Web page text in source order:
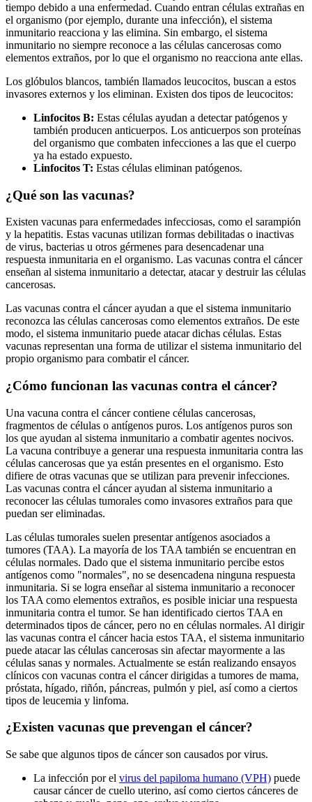
tiempo debido a una enfermedad. Cuando entran células extrañas en
el organismo (por ejemplo, durante una infección), el sistema
inmunitario reacciona y las elimina. Sin embargo, el sistema
inmunitario no siempre reconoce a las células cancerosas como
elementos extraños, por lo que el organismo no reacciona ante ellas.
Los glóbulos blancos, también llamados leucocitos, buscan a estos
invasores externos y los eliminan. Existen dos tipos de leucocitos:
Linfocitos B: Estas células ayudan a detectar patógenos y
también producen anticuerpos. Los anticuerpos son proteínas
del organismo que combaten infecciones a las que el cuerpo
ya ha estado expuesto.
Linfocitos T: Estas células eliminan patógenos.
¿Qué son las vacunas?
Existen vacunas para enfermedades infecciosas, como el sarampión
y la hepatitis. Estas vacunas utilizan formas debilitadas o inactivas
de virus, bacterias u otros gérmenes para desencadenar una
respuesta inmunitaria en el organismo. Las vacunas contra el cáncer
enseñan al sistema inmunitario a detectar, atacar y destruir las células
cancerosas.
Las vacunas contra el cáncer ayudan a que el sistema inmunitario
reconozca las células cancerosas como elementos extraños. De este
modo, el sistema inmunitario puede atacar dichas células. Estas
vacunas representan una forma de utilizar el sistema inmunitario del
propio organismo para combatir el cáncer.
¿Cómo funcionan las vacunas contra el cáncer?
Una vacuna contra el cáncer contiene células cancerosas,
fragmentos de células o antígenos puros. Los antígenos puros son
los que ayudan al sistema inmunitario a combatir agentes nocivos.
La vacuna contribuye a generar una respuesta inmunitaria contra las
células cancerosas que ya están presentes en el organismo. Esto
difiere de otras vacunas que se utilizan para prevenir infecciones.
Las vacunas contra el cáncer ayudan al sistema inmunitario a
reconocer las células tumorales como invasores extraños para que
puedan ser eliminadas.
Las células tumorales suelen presentar antígenos asociados a
tumores (TAA). La mayoría de los TAA también se encuentran en
células normales. Dado que el sistema inmunitario percibe estos
antígenos como "normales", no se desencadena ninguna respuesta
inmunitaria. Si se logra enseñar al sistema inmunitario a reconocer
los TAA como elementos extraños, es posible iniciar una respuesta
inmunitaria contra el tumor. Se han identificado ciertos TAA en
determinados tipos de cáncer, pero no en células normales. Al dirigir
las vacunas contra el cáncer hacia estos TAA, el sistema inmunitario
puede atacar las células cancerosas sin afectar mayormente a las
células sanas y normales. Actualmente se están realizando ensayos
clínicos con vacunas contra el cáncer dirigidas a tumores de mama,
próstata, hígado, riñón, páncreas, pulmón y piel, así como a ciertos
tipos de leucemia y linfoma.
¿Existen vacunas que prevengan el cáncer?
Se sabe que algunos tipos de cáncer son causados ​​por virus.
La infección por el virus del papiloma humano (VPH) puede
causar cáncer de cuello uterino, así como ciertos cánceres de